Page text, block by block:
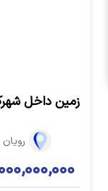
زمین داخل
رویان
3,000,000,000